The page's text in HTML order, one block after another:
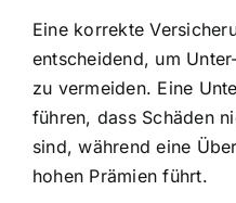
Eine korrekte
entscheidend, um
zu vermeiden. Eine
führen, dass Schäden
sind, während eine
hohen Prämien führt.